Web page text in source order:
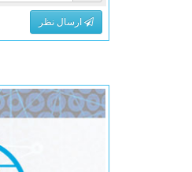
ارسال نظر